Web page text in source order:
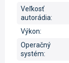
Veľkosť
autorádia:
Výkon:
Operačný
systém: